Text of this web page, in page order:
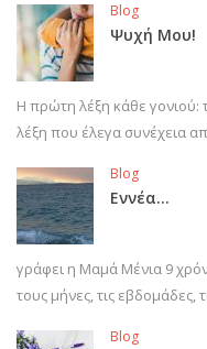
Blog
Ψυχή Μου!
Η πρώτη λέξη κάθε
λέξη που έλεγα συνέχεια
Blog
Εννέα…
γράφει η Μαμά Μένια 9
τους μήνες, τις εβδομάδες,
Blog